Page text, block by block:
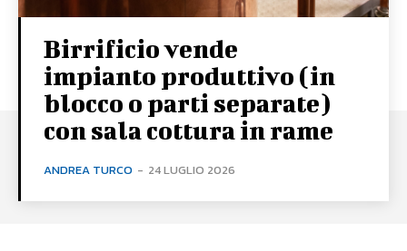
Birrificio vende
impianto produttivo (in
blocco o parti separate)
con sala cottura in rame
ANDREA TURCO - 24 LUGLIO 2026